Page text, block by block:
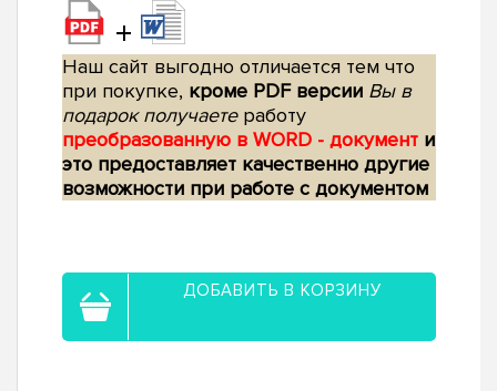
+
Наш сайт выгодно отличается тем что
при покупке, кроме PDF версии Вы в
подарок получаетеработу
преобразованную в WORD - документ и
это предоставляет качественно другие
возможности при работе с документом
ДОБАВИТЬ В КОРЗИНУ